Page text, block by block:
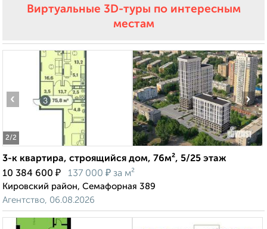
Виртуальные 3D-туры по интересным
местам
2/2
‹ ›
3-к квартира, строящийся дом, 76м², 5/25 этаж
10 384 600 ₽ 137 000 ₽ за м²
Кировский район, Семафорная 389
Агентство, 06.08.2026